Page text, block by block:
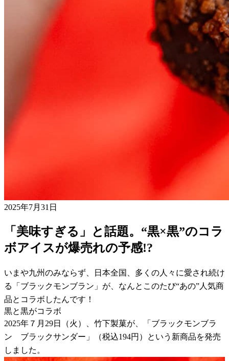
2025年7月31日
「美味すぎる」と話題。“黒×黒”のコラ
ボアイスが爆売れの予感!?
いまや九州のみならず、日本全国、多くの人々に愛され続け
る「ブラックモンブラン」が、なんとこのたび“あの”人気商
品とコラボしたんです！
黒と黒がコラボ
2025年７月29日（火）、竹下製菓が、「ブラックモンブラ
ン ブラックサンダー」（税込194円）という新商品を発売
しました。